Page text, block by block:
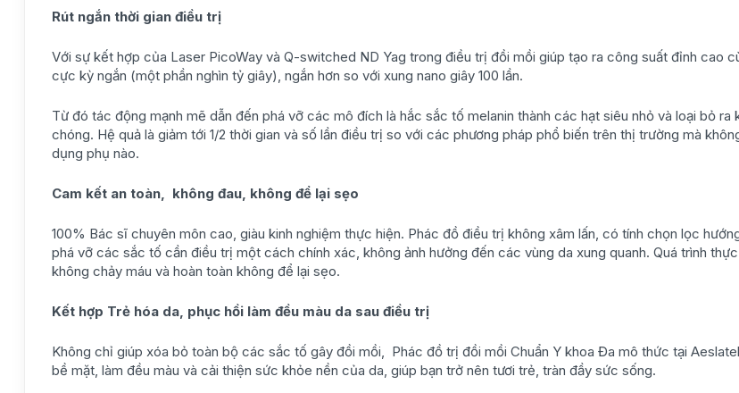
Rút ngắn thời gian điều trị
Với sự kết hợp của Laser PicoWay và Q-switched ND Yag trong điều trị đồi mồi giúp tạo ra công suất đỉnh cao
cực kỳ ngắn (một phần nghìn tỷ giây), ngắn hơn so với xung nano giây 100 lần.
Từ đó tác động mạnh mẽ dẫn đến phá vỡ các mô đích là hắc sắc tố melanin thành các hạt siêu nhỏ và loại bỏ ra
chóng. Hệ quả là giảm tới 1/2 thời gian và số lần điều trị so với các phương pháp phổ biến trên thị trường mà
dụng phụ nào.
Cam kết an toàn, không đau, không để lại sẹo
100% Bác sĩ chuyên môn cao, giàu kinh nghiệm thực hiện. Phác đồ điều trị không xâm lấn, có tính chọn lọc
phá vỡ các sắc tố cần điều trị một cách chính xác, không ảnh hưởng đến các vùng da xung quanh. Quá trình
không chảy máu và hoàn toàn không để lại sẹo.
Kết hợp Trẻ hóa da, phục hồi làm đều màu da sau điều trị
Không chỉ giúp xóa bỏ toàn bộ các sắc tố gây đồi mồi, Phác đồ trị đồi mồi Chuẩn Y khoa Đa mô thức tại
bề mặt, làm đều màu và cải thiện sức khỏe nền của da, giúp bạn trở nên tươi trẻ, tràn đầy sức sống.